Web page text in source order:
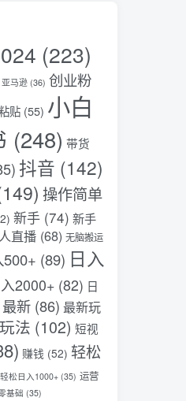
(223)
亚马逊 (36) 创业粉
贴 (55) 小白
(248) 带货
抖音 (142)
操作简单
新手 (74) 新手
直播 (68) 无脑搬运
500+ (89) 日入
2000+ (82) 日
最新 (86) 最新玩
玩法 (102) 短视
赚钱 (52) 轻松
轻松日入1000+ (35) 运营
基础 (35)